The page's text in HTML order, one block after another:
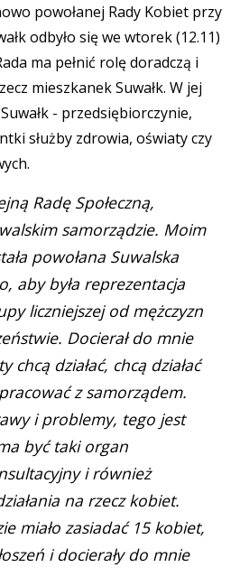
powołanej Rady Kobiet przy
odbyło się we wtorek (12.11)
ma pełnić rolę doradczą i
mieszkanek Suwałk. W jej
- przedsiębiorczynie,
służby zdrowia, oświaty czy
Radę Społeczną,
samorządzie. Moim
powołana Suwalska
aby była reprezentacja
liczniejszej od mężczyzn
Docierał do mnie
chcą działać, chcą działać
z samorządem.
i problemy, tego jest
być taki organ
i również
na rzecz kobiet.
miało zasiadać 15 kobiet,
i docierały do mnie